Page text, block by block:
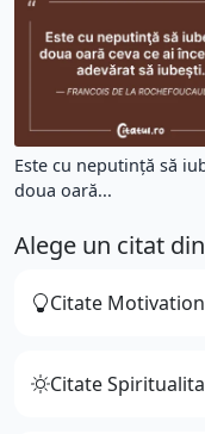
Este cu neputinţă să
doua oară...
Alege un citat
Citate
Citate